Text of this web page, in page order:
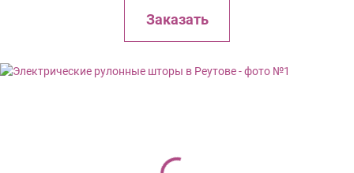
Заказать